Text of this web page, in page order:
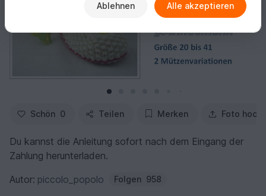
Schön 0 Teilen Merken Foto
Du kannst die Anleitung sofort nach dem Eingang der
Zahlung herunterladen.
Autor: piccolo_popolo Folgen 958
Ablehnen Alle akzeptieren